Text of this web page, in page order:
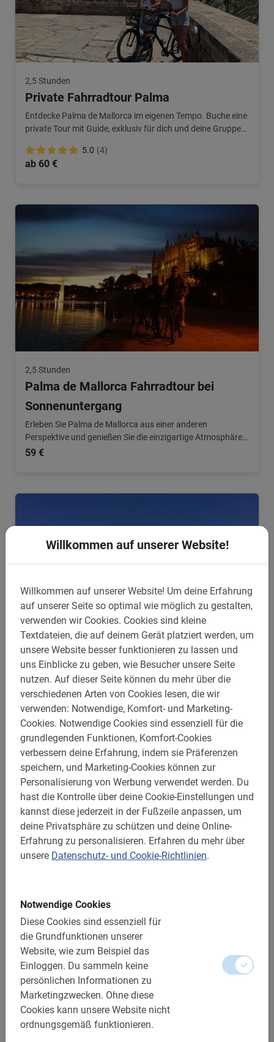
Willkommen auf unserer Website!
Willkommen auf unserer Website! Um deine Erfahrung
auf unserer Seite so optimal wie möglich zu gestalten,
verwenden wir Cookies. Cookies sind kleine
Textdateien, die auf deinem Gerät platziert werden, um
unsere Website besser funktionieren zu lassen und
uns Einblicke zu geben, wie Besucher unsere Seite
nutzen. Auf dieser Seite können du mehr über die
verschiedenen Arten von Cookies lesen, die wir
verwenden: Notwendige, Komfort- und Marketing-
Cookies. Notwendige Cookies sind essenziell für die
grundlegenden Funktionen, Komfort-Cookies
verbessern deine Erfahrung, indem sie Präferenzen
speichern, und Marketing-Cookies können zur
Personalisierung von Werbung verwendet werden. Du
hast die Kontrolle über deine Cookie-Einstellungen und
kannst diese jederzeit in der Fußzeile anpassen, um
deine Privatsphäre zu schützen und deine Online-
Erfahrung zu personalisieren. Erfahren du mehr über
unsere Datenschutz- und Cookie-Richtlinien.
Notwendige Cookies
Diese Cookies sind essenziell für
die Grundfunktionen unserer
Website, wie zum Beispiel das
Einloggen. Du sammeln keine
persönlichen Informationen zu
Marketingzwecken. Ohne diese
Cookies kann unsere Website nicht
ordnungsgemäß funktionieren.
2,5 Stunden
Private Fahrradtour Palma
Entdecke Palma de Mallorca im eigenen Tempo. Buche eine
private Tour mit Guide, exklusiv für dich und deine Gruppe
5.0 (4)
ab 60 €
2,5 Stunden
Palma de Mallorca Fahrradtour bei
Sonnenuntergang
Erleben Sie Palma de Mallorca aus einer anderen
Perspektive und genießen Sie die einzigartige Atmosphäre,
die der Abend mit sich bringt. Ein einzigartiges Erlebnis!
59 €
Flexibel
Fahrradverleih Palma de Mallorca
Palma de Mallorca auf eigene Faust? Leihe ein Fahrrad und
entdecke die Sehenswürdigkeiten ohne Guide! Individuell
und flexibel unterwegs.
4.8 (4)
Ab 14 €
Sehr gut 5.0
Dies ist, was unsere Kunden lieben
Tolle Fahrräder! Wir sind selbst eine
Runde am Strand entlang und durch die
Altstadt geradelt. Eine sehr nette Dame
hat sich um die Fahrräder gekümmert.
Ausgezeichnet!
Jose Van stiphout
17. April 2026